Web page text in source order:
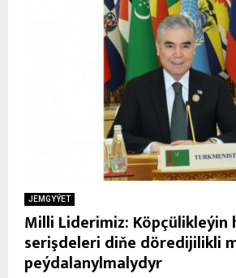
JEMGYÝET
Milli Liderimiz: Köpçülikleýin
serişdeleri diňe döredijilikli
peýdalanylmalydyr